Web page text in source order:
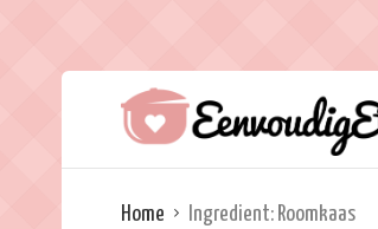
Home Ingredient: Roomkaas